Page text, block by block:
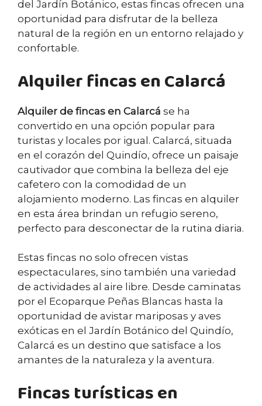
del Jardín Botánico, estas fincas ofrecen una
oportunidad para disfrutar de la belleza
natural de la región en un entorno relajado y
confortable.
Alquiler fincas en Calarcá
Alquiler de fincas en Calarcá se ha
convertido en una opción popular para
turistas y locales por igual. Calarcá, situada
en el corazón del Quindío, ofrece un paisaje
cautivador que combina la belleza del eje
cafetero con la comodidad de un
alojamiento moderno. Las fincas en alquiler
en esta área brindan un refugio sereno,
perfecto para desconectar de la rutina diaria.
Estas fincas no solo ofrecen vistas
espectaculares, sino también una variedad
de actividades al aire libre. Desde caminatas
por el Ecoparque Peñas Blancas hasta la
oportunidad de avistar mariposas y aves
exóticas en el Jardín Botánico del Quindío,
Calarcá es un destino que satisface a los
amantes de la naturaleza y la aventura.
Fincas turísticas en